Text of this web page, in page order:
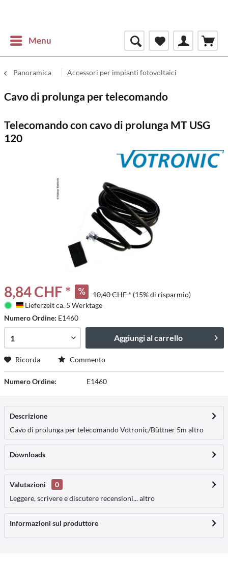
Menu
Panoramica Accessori per impianti fotovoltaici
Cavo di prolunga per telecomando
Telecomando con cavo di prolunga MT USG
120
8,84 CHF * 10,40 CHF * (15% di risparmio)
Deutschland
Lieferzeit ca. 5 Werktage
Numero Ordine: E1460
Aggiungi al carrello
Ricorda Commento
Numero Ordine: E1460
Descrizione
Cavo di prolunga per telecomando Votronic/Büttner 5m altro
Downloads
Valutazioni
0
Leggere, scrivere e discutere recensioni...altro
Informazioni sul produttore